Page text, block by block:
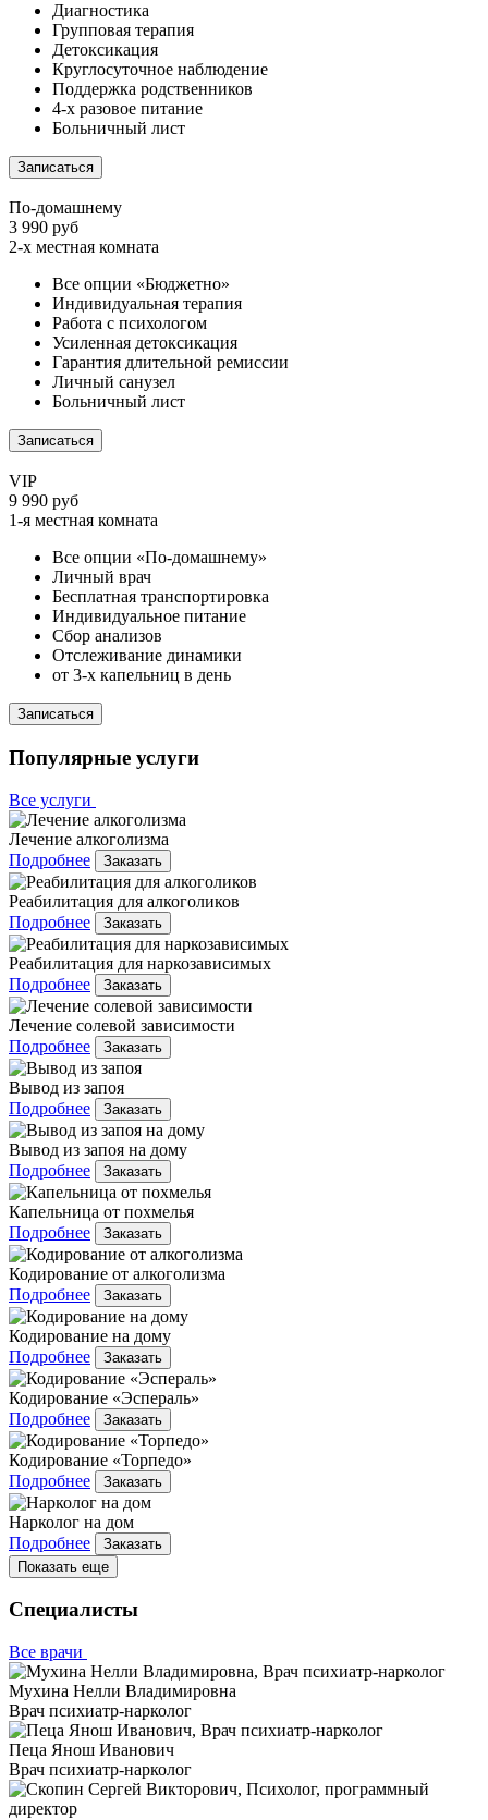
Диагностика
Групповая терапия
Детоксикация
Круглосуточное наблюдение
Поддержка родственников
4-х разовое питание
Больничный лист
Записаться
По-домашнему
3 990 руб
2-х местная комната
Все опции «Бюджетно»
Индивидуальная терапия
Работа с психологом
Усиленная детоксикация
Гарантия длительной ремиссии
Личный санузел
Больничный лист
Записаться
VIP
9 990 руб
1-я местная комната
Все опции «По-домашнему»
Личный врач
Бесплатная транспортировка
Индивидуальное питание
Сбор анализов
Отслеживание динамики
от 3-х капельниц в день
Записаться
Популярные услуги
Все услуги
Лечение алкоголизма
Подробнее
Заказать
Реабилитация для алкоголиков
Подробнее
Заказать
Реабилитация для наркозависимых
Подробнее
Заказать
Лечение солевой зависимости
Подробнее
Заказать
Вывод из запоя
Подробнее
Заказать
Вывод из запоя на дому
Подробнее
Заказать
Капельница от похмелья
Подробнее
Заказать
Кодирование от алкоголизма
Подробнее
Заказать
Кодирование на дому
Подробнее
Заказать
Кодирование «Эспераль»
Подробнее
Заказать
Кодирование «Торпедо»
Подробнее
Заказать
Нарколог на дом
Подробнее
Заказать
Показать еще
Специалисты
Все врачи
Мухина Нелли Владимировна
Врач психиатр-нарколог
Пеца Янош Иванович
Врач психиатр-нарколог